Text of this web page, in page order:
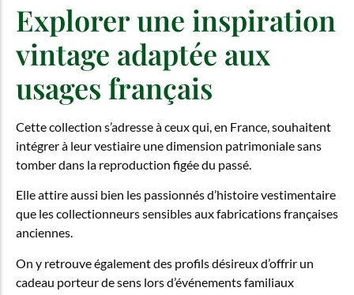
Explorer une inspiration
vintage adaptée aux
usages français
Cette collection s’adresse à ceux qui, en France, souhaitent
intégrer à leur vestiaire une dimension patrimoniale sans
tomber dans la reproduction figée du passé.
Elle attire aussi bien les passionnés d’histoire vestimentaire
que les collectionneurs sensibles aux fabrications françaises
anciennes.
On y retrouve également des profils désireux d’offrir un
cadeau porteur de sens lors d’événements familiaux